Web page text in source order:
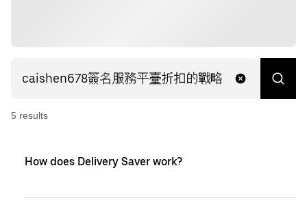
5 results
How does Delivery Saver work?